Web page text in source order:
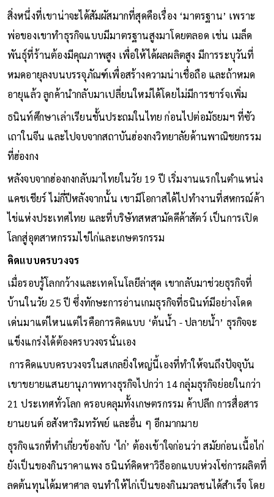
สิ่งหนึ่งที่เขาน่าจะได้สัมผัสมากที่สุดคือเรื่อง ‘มาตรฐาน’ เพราะ
พ่อของเขาทำธุรกิจแบบมีมาตรฐานสูงมาโดยตลอด เช่น เมล็ด
พันธุ์ที่ร้านต้องมีคุณภาพสูง เพื่อให้ได้ผลผลิตสูง มีการระบุวันที่
หมดอายุลงบนบรรจุภัณฑ์เพื่อสร้างความน่าเชื่อถือ และถ้าหมด
อายุแล้ว ลูกค้านำกลับมาเปลี่ยนใหม่ได้โดยไม่มีการชาร์จเพิ่ม
ธนินท์ศึกษาเล่าเรียนชั้นประถมในไทย ก่อนไปต่อมัธยมฯ ที่ซัว
เถาในจีน และไปจบจากสถาบันฮ่องกงวิทยาลัยด้านพาณิชยกรรม
ที่ฮ่องกง
หลังจบจากฮ่องกงกลับมาไทยในวัย 19 ปี เริ่มงานแรกในตำแหน่ง
แคชเชียร์ ไม่กี่ปีหลังจากนั้น เขามีโอกาสได้ไปทำงานที่สหกรณ์ค้า
ไข่แห่งประเทศไทย และที่บริษัทสหสามัคคีค้าสัตว์ เป็นการเปิด
โลกสู่อุตสาหกรรมไข่ไก่และเกษตรกรรม
คิดแบบครบวงจร
เมื่อรอบรู้โลกกว้างและเทคโนโลยีล่าสุด เขากลับมาช่วยธุรกิจที่
บ้านในวัย 25 ปี ซึ่งทักษะการอ่านเกมธุรกิจที่ธนินท์มีอย่างโดด
เด่นมาแต่ไหนแต่ไรคือการคิดแบบ ‘ต้นน้ำ - ปลายน้ำ’ ธุรกิจจะ
แข็งแกร่งได้ต้องครบวงจรนั่นเอง
การคิดแบบครบวงจรในสเกลยิ่งใหญ่นี้เองที่ทำให้จนถึงปัจจุบัน
เขาขยายแสนยานุภาพทางธุรกิจไปกว่า 14 กลุ่มธุรกิจย่อยในกว่า
21 ประเทศทั่วโลก ครอบคลุมทั้งเกษตรกรรม ค้าปลีก การสื่อสาร
ยานยนต์ อสังหาริมทรัพย์ และอื่น ๆ อีกมากมาย
ธุรกิจแรกที่ทำเกี่ยวข้องกับ ‘ไก่’ ต้องเข้าใจก่อนว่า สมัยก่อนเนื้อไก่
ยังเป็นของกินราคาแพง ธนินท์คิดหาวิธีออกแบบห่วงโซ่การผลิตที่
ลดต้นทุนได้มหาศาล จนทำให้ไก่เป็นของกินมวลชนได้สำเร็จ โดย